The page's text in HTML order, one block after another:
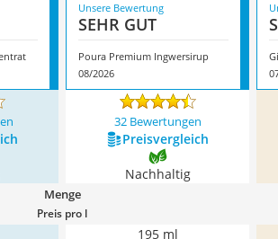
Unsere Bewertung
SEHR GUT
Poura Premium Ingwersirup
08/2026
32 Bewertungen
Preis­vergleich
Nachhaltig
Menge
Preis pro l
195 ml